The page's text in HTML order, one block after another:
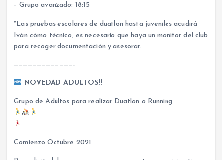
– Grupo avanzado: 18:15
*Las pruebas escolares de duatlon hasta juveniles acudirá
Iván cómo técnico, es necesario que haya un monitor del club
para recoger documentación y asesorar.
—————————————-
NOVEDAD ADULTOS!!
Grupo de Adultos para realizar Duatlon o Running
Comienzo Octubre 2021.